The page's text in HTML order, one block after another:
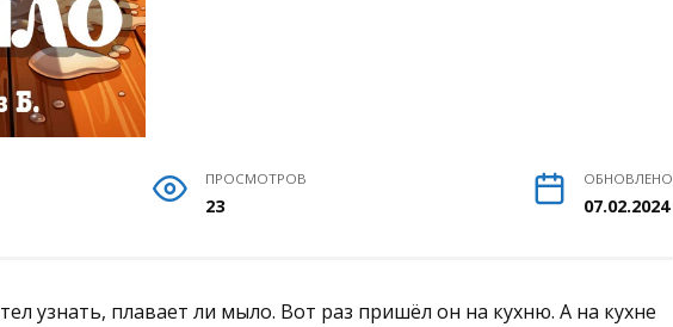
ПРОСМОТРОВ
23
ОБНОВЛЕНО
07.02.2024
узнать, плавает ли мыло. Вот раз пришёл он на кухню. А на кухне